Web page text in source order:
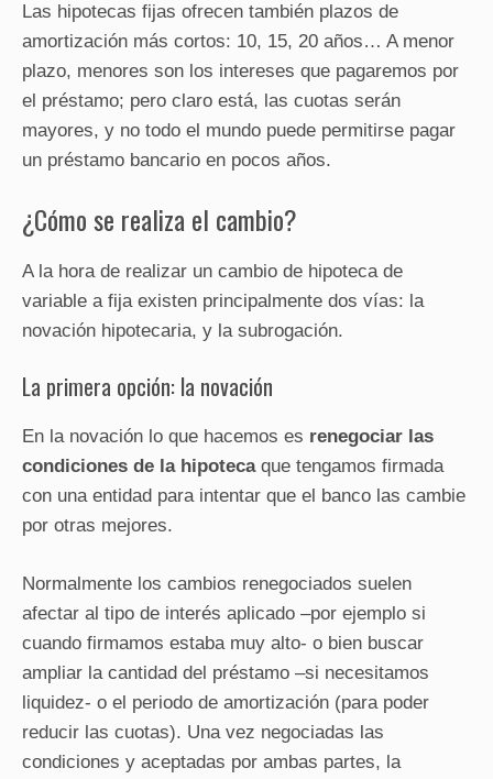
Las hipotecas fijas ofrecen también plazos de
amortización más cortos: 10, 15, 20 años… A menor
plazo, menores son los intereses que pagaremos por
el préstamo; pero claro está, las cuotas serán
mayores, y no todo el mundo puede permitirse pagar
un préstamo bancario en pocos años.
¿Cómo se realiza el cambio?
A la hora de realizar un cambio de hipoteca de
variable a fija existen principalmente dos vías: la
novación hipotecaria, y la subrogación.
La primera opción: la novación
En la novación lo que hacemos es renegociar las
condiciones de la hipotecaque tengamos firmada
con una entidad para intentar que el banco las cambie
por otras mejores.
Normalmente los cambios renegociados suelen
afectar al tipo de interés aplicado –por ejemplo si
cuando firmamos estaba muy alto- o bien buscar
ampliar la cantidad del préstamo –si necesitamos
liquidez- o el periodo de amortización (para poder
reducir las cuotas). Una vez negociadas las
condiciones y aceptadas por ambas partes, la